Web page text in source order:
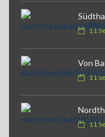
11
Von
11
11